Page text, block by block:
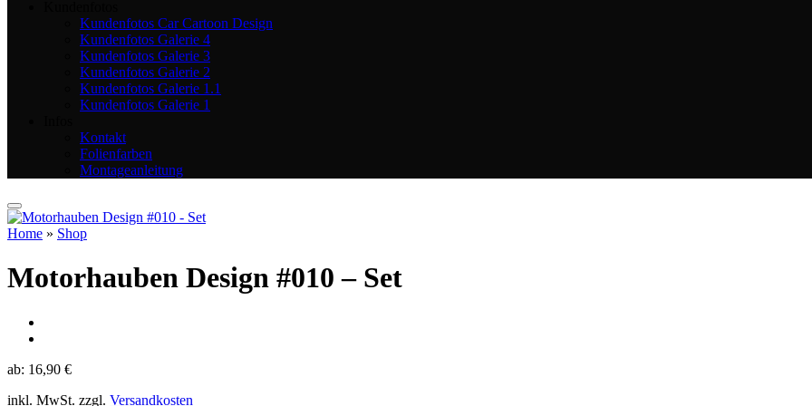
Kundenfotos Car Cartoon Design
Kundenfotos Galerie 4
Kundenfotos Galerie 3
Kundenfotos Galerie 2
Kundenfotos Galerie 1.1
Kundenfotos Galerie 1
Kontakt
Folienfarben
Montageanleitung
Home » Shop
Motorhauben Design #010 – Set
ab: 16,90 €
inkl. MwSt. zzgl. Versandkosten